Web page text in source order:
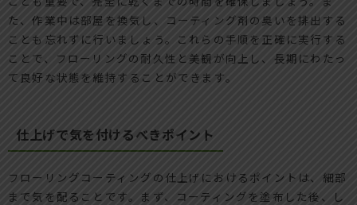
た、作業中は部屋を換気し、コーティング剤の臭いを排出する
ことも忘れずに行いましょう。これらの手順を正確に実行する
ことで、フローリングの耐久性と美観が向上し、長期にわたっ
て良好な状態を維持することができます。
仕上げで気を付けるべきポイント
フローリングコーティングの仕上げにおけるポイントは、細部
まで気を配ることです。まず、コーティングを塗布した後、し